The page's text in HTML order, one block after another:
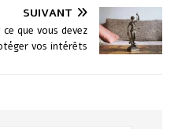
SUIVANT
que vous devez
vos intérêts